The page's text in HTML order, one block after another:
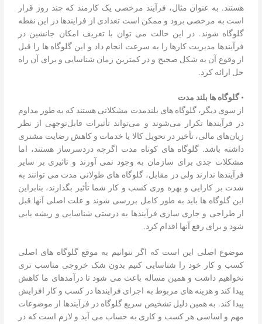
هستند. به عنوان مثال، فرآیند مرخصی یک کارمند که چند روز قرار
است به مرخصی برود و ممکن است تعدادی از فرایندها در این نقطه
گلوگاه شوند. در این حالت می توان با تعریف امکان جانشین در
فرآیندها مدیریت کارها را به سرعت انجام داد و این گلوگاه ها را قبل
از وقوع آن به شکل صحیح و در کمترین زمان شناسایی و برای آن راه
حل ارائه کرد.
•گلوگاه ها بلند مدت
از سوی دیگر، گلوگاه های بلندمدت مشکلاتی هستند که به طور مداوم
در فرآیندها تکرار می‌شوند و می‌تواند تأثیرات قابل‌توجهی از نظر
زیان‌های مالی، تأخیر در تحویل کالا یا خدمات و کاهش رضایت مشتری
داشته باشد. گلوگاه های کوتاه مدت اگرچه دردسرساز هستند، اما
مشکلات جدی برای سازمان به وجود نمی آورند و تاثیری بر سایر
فرآیندها ندارند ولی در مقابل، گلوگاه های طولانی مدت می توانند به
شدت بر کارایی و بهره وری کسب و کار شما تأثیر بگذارند، بنابراین
این گلوگاه ها باید به طور کامل بررسی شوند و علت اصلی آنها قبل
از طراحی و جاری سازی فرآیندها به درستی شناسایی و ریشه یابی
شود و برای رفع آنها اقدام کرد.
موضوع اصلی این است که اگر نتوانیم به موقع گلوگاه های اصلی
کسب و کار خود را شناسایی کنیم بدون شک خروجی مناسب تری
نخواهیم داشت و همین مساله باعث می شود تا درآمدهای ما کاهش
پیدا کند و هزینه های مربوط به اجرای فرایندها در کسب و کار افزایش
پیدا کند. به همین دلیل تشخیص سریع گلوگاه در فرآیندها از موضوعات
مهم و اساسی هر کسب و کاری به حساب می آید و لازم است که در